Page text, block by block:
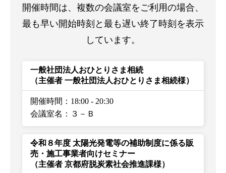
開催時間は、複数の会議室をご利用の場合、
最も早い開始時刻と最も遅い終了時刻を表示
しています。
一般社団法人おひとりさま相続
（主催者 一般社団法人おひとりさま相続様）
開催時間：18:00 - 20:30
会議室名：３－Ｂ
令和８年度 太陽光発電等の補助制度に係る販
売・施工事業者向けセミナー
（主催者 京都府脱炭素社会推進課様）